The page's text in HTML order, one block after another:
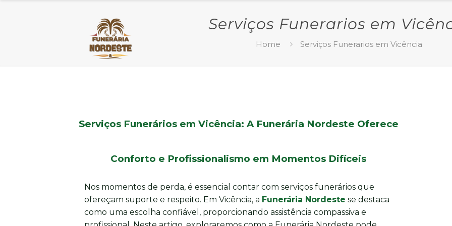
Serviços Funerarios em
Home Serviços Funerarios em Vicência
Serviços Funerários em Vicência: A Funerária Nordeste Oferece
Conforto e Profissionalismo em Momentos Difíceis
Nos momentos de perda, é essencial contar com serviços funerários que
ofereçam suporte e respeito. Em Vicência, a Funerária Nordeste se destaca
como uma escolha confiável, proporcionando assistência compassiva e